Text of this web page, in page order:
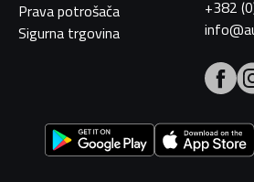
Prava potrošača
Sigurna trgovina
+382